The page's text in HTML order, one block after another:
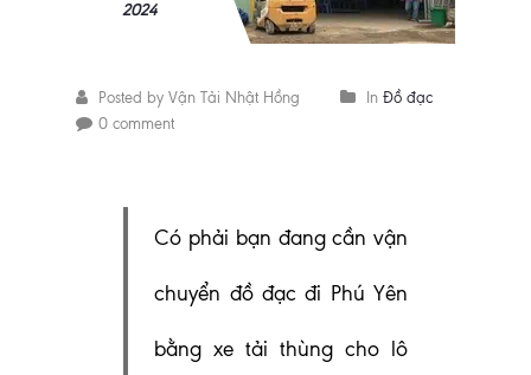
2024
Posted by Vận Tải Nhật Hồng In Đồ đạc
0 comment
Có phải bạn đang cần vận
chuyển đồ đạc đi Phú Yên
bằng xe tải thùngcho lô